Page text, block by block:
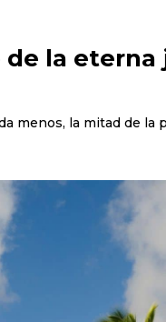
de la
menos, la mitad de